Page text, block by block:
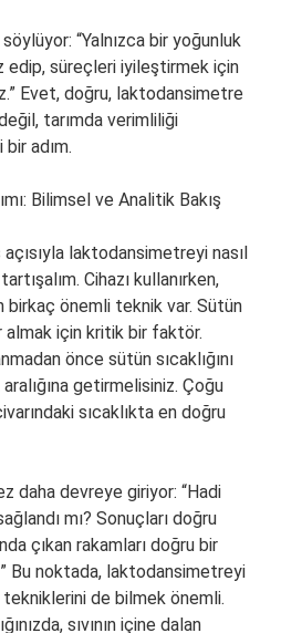
“Yalnızca bir yoğunluk
edip, süreçleri iyileştirmek için
Evet, doğru, laktodansimetre
tarımda verimliliği
adım.
Bilimsel ve Analitik Bakış
laktodansimetreyi nasıl
Cihazı kullanırken,
önemli teknik var. Sütün
almak için kritik bir faktör.
önce sütün sıcaklığını
getirmelisiniz. Çoğu
sıcaklıkta en doğru
daha devreye giriyor: “Hadi
mı? Sonuçları doğru
çıkan rakamları doğru bir
Bu noktada, laktodansimetreyi
de bilmek önemli.
sıvının içine dalan